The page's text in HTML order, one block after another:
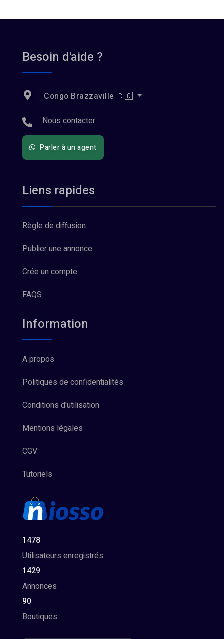
Besoin d'aide ?
Congo Brazzaville 🇨🇬
Nous contacter
Parler à un agent
Liens rapides
Règle de diffusion
Publier une annonce
Crée un compte
FAQS
Information
A propos
Politiques de confidentialités
Conditions d'utilisation
Mentions légales
CGV
Tutoriels
1478
Utilisateurs enregistrés
1429
Annonces
90
Boutiques